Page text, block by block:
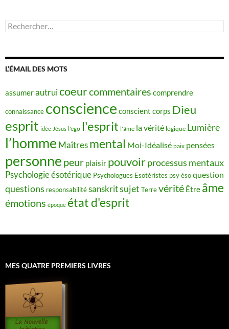
Rechercher :
L’ÉMAIL DES MOTS
assumerautruicoeurcommentaires comprendre
connaissance conscience conscient corps Dieu
esprit idée Jésus l'ego l'esprit l'âme la vérité logique Lumière
l’homme Maîtres mental Moi-Idéalisé paix pensées
personne peur plaisir pouvoirprocessus mentaux
Psychologie ésotérique Psychologues Esotéristes psy ésoquestion
questions responsabilitésanskritsujet Terrevérité Être âme
émotions époque état d'esprit
MES QUATRE PREMIERS LIVRES